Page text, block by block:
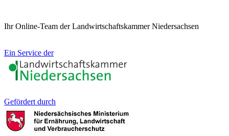
Ihr Online-Team der Landwirtschaftskammer Niedersachsen
Ein Service der
Gefördert durch